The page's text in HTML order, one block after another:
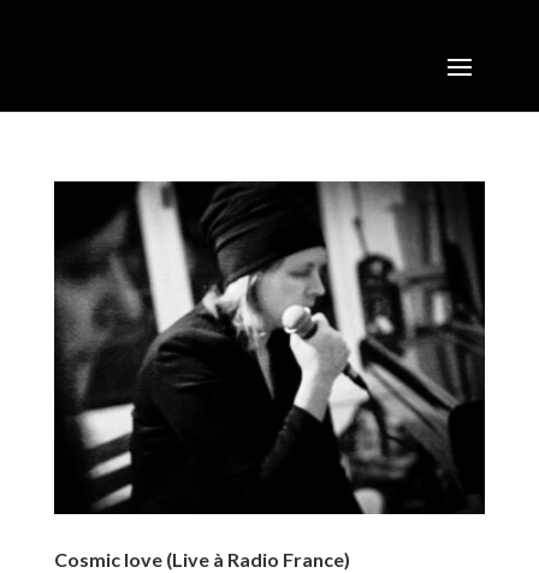
Cosmic love (Live à Radio France)